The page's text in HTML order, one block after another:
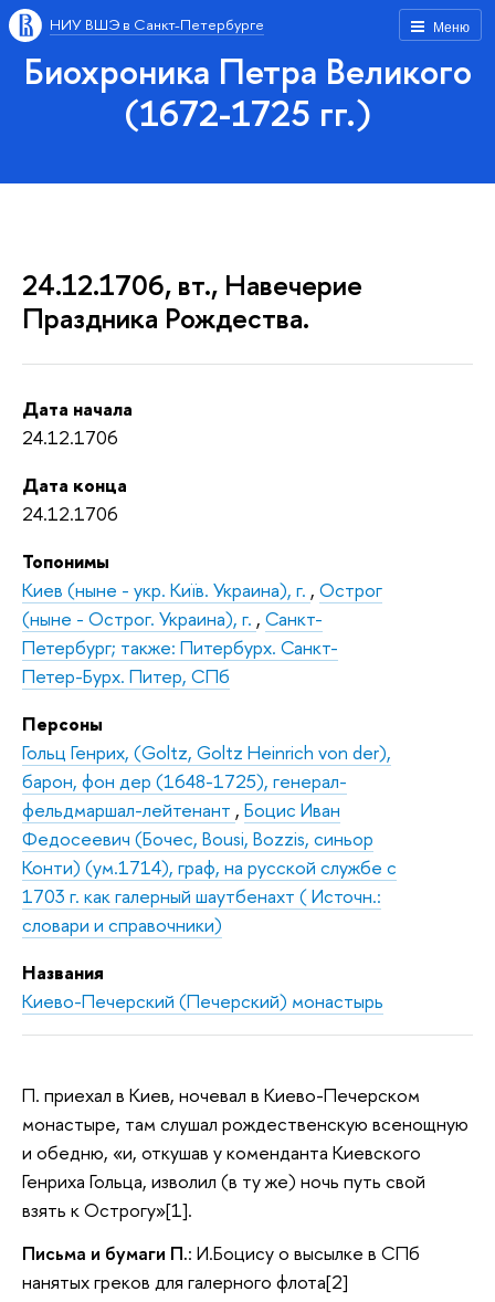
Меню
НИУ ВШЭ в Санкт-Петербурге
Биохроника Петра Великого
(1672-1725 гг.)
24.12.1706, вт., Навечерие
Праздника Рождества.
Дата начала
24.12.1706
Дата конца
24.12.1706
Топонимы
Киев (ныне - укр. Київ. Украина), г. , Острог
(ныне - Острог. Украина), г. , Санкт-
Петербург; также: Питербурх. Санкт-
Петер-Бурх. Питер, СПб
Персоны
Гольц Генрих, (Goltz, Goltz Heinrich von der),
барон, фон дер (1648-1725), генерал-
фельдмаршал-лейтенант , Боцис Иван
Федосеевич (Бочес, Bousi, Bozzis, синьор
Конти) (ум.1714), граф, на русской службе с
1703 г. как галерный шаутбенахт ( Источн.:
словари и справочники)
Названия
Киево-Печерский (Печерский) монастырь
П. приехал в Киев, ночевал в Киево-Печерском
монастыре, там слушал рождественскую всенощную
и обедню, «и, откушав у коменданта Киевского
Генриха Гольца, изволил (в ту же) ночь путь свой
взять к Острогу»[1].
Письма и бумаги П.: И.Боцису о высылке в СПб
нанятых греков для галерного флота[2]